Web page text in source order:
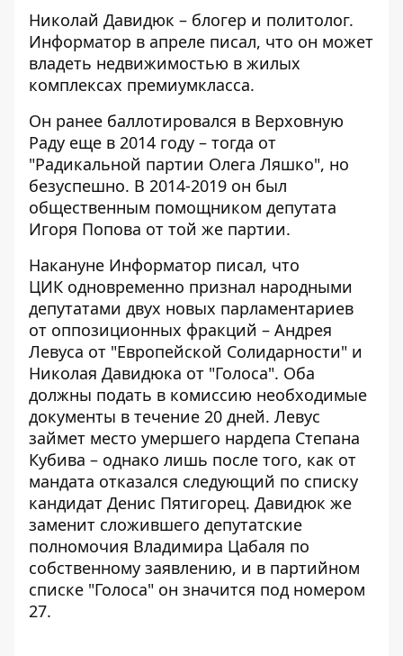
Николай Давидюк – блогер и политолог.
Информатор в апреле писал, что он может
владеть недвижимостью в жилых
комплексах премиумкласса.
Он ранее баллотировался в Верховную
Раду еще в 2014 году – тогда от
"Радикальной партии Олега Ляшко", но
безуспешно. В 2014-2019 он был
общественным помощником депутата
Игоря Попова от той же партии.
Накануне Информатор писал, что
ЦИК одновременно признал народными
депутатами двух новых парламентариев
от оппозиционных фракций – Андрея
Левуса от "Европейской Солидарности" и
Николая Давидюка от "Голоса". Оба
должны подать в комиссию необходимые
документы в течение 20 дней. Левус
займет место умершего нардепа Степана
Кубива – однако лишь после того, как от
мандата отказался следующий по списку
кандидат Денис Пятигорец. Давидюк же
заменит сложившего депутатские
полномочия Владимира Цабаля по
собственному заявлению, и в партийном
списке "Голоса" он значится под номером
27.